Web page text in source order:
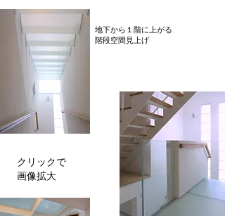
地下から１階に上がる
階段空間見上げ
クリックで
​画像拡大